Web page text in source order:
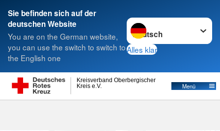
Sie befinden sich auf der
deutschen Website
You are on the German website,
you can use the switch to switch to
the English one
Sprache wechseln zu
Alles klar
Kreis e.V.
Kreisverband Oberbergischer
Menü
Suche
Satzung